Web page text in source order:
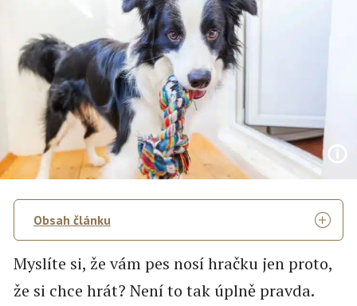
Obsah článku
Myslíte si, že vám pes nosí hračku jen proto,
že si chce hrát? Není to tak úplně pravda.